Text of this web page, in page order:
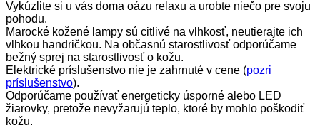
Vykúzlite si u vás doma oázu relaxu a urobte niečo pre svoju
pohodu.
Marocké kožené lampy sú citlivé na vlhkosť, neutierajte ich
vlhkou handričkou. Na občasnú starostlivosť odporúčame
bežný sprej na starostlivosť o kožu.
Elektrické príslušenstvo nie je zahrnuté v cene (pozri
príslušenstvo).
Odporúčame používať energeticky úsporné alebo LED
žiarovky, pretože nevyžarujú teplo, ktoré by mohlo poškodiť
kožu.